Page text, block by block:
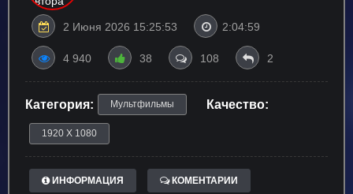
2 Июня 2026 15:25:53 2:04:59
4 940 38 108 2
Категория: Мультфильмы Качество:
1920 X 1080
ИНФОРМАЦИЯ КОМЕНТАРИИ